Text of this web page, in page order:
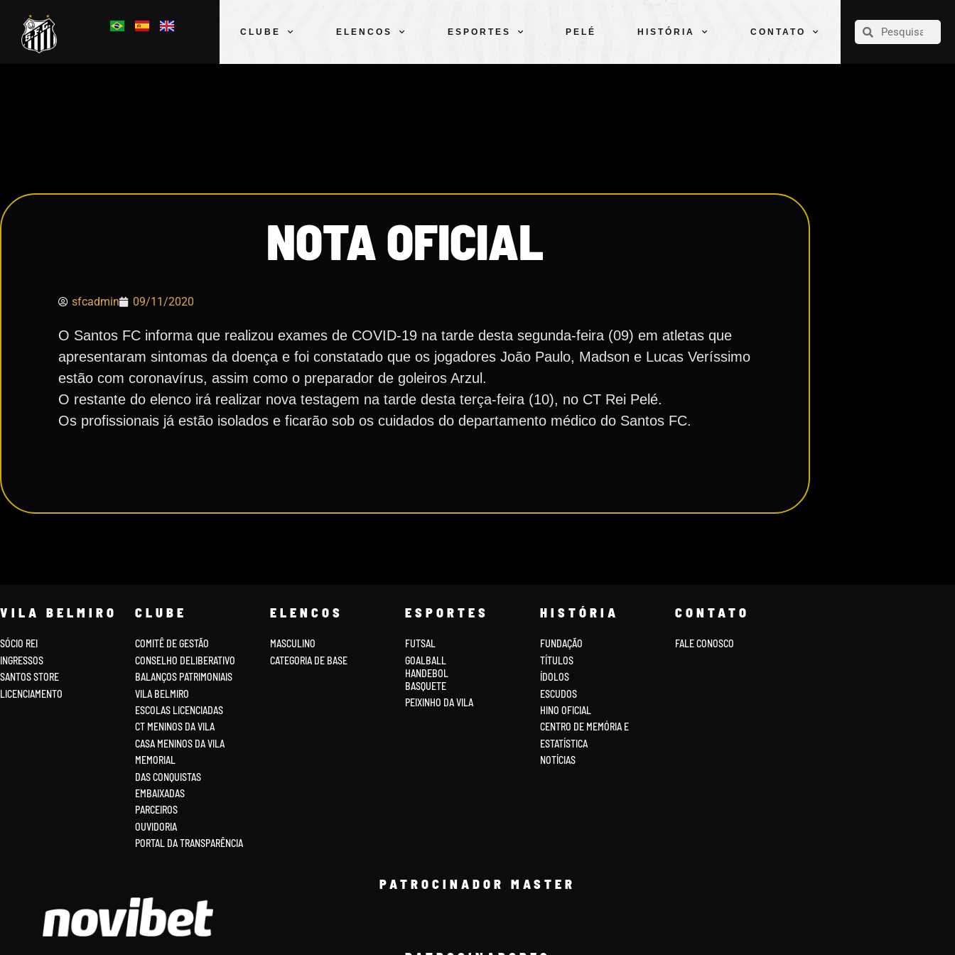
CLUBE ELENCOS ESPORTES PELÉ HISTÓRIA CONTATO
CLUBE
NOTA OFICIAL
sfcadmin 09/11/2020
O Santos FC informa que realizou exames de COVID-19 na tarde desta segunda-feira (09) em atletas que
apresentaram sintomas da doença e foi constatado que os jogadores João Paulo, Madson e Lucas Veríssimo
estão com coronavírus, assim como o preparador de goleiros Arzul.
O restante do elenco irá realizar nova testagem na tarde desta terça-feira (10), no CT Rei Pelé.
Os profissionais já estão isolados e ficarão sob os cuidados do departamento médico do Santos FC.
VILA BELMIRO
SÓCIO REI
INGRESSOS
SANTOS STORE
LICENCIAMENTO
CLUBE
COMITÊ DE GESTÃO
CONSELHO DELIBERATIVO
BALANÇOS PATRIMONIAIS
VILA BELMIRO
ESCOLAS LICENCIADAS
CT MENINOS DA VILA
CASA MENINOS DA VILA
MEMORIAL
DAS CONQUISTAS
EMBAIXADAS
PARCEIROS
OUVIDORIA
PORTAL DA TRANSPARÊNCIA
ELENCOS
MASCULINO
CATEGORIA DE BASE
ESPORTES
FUTSAL
GOALBALL
HANDEBOL
BASQUETE
PEIXINHO DA VILA
HISTÓRIA
FUNDAÇÃO
TÍTULOS
ÍDOLOS
ESCUDOS
HINO OFICIAL
CENTRO DE MEMÓRIA E
ESTATÍSTICA
NOTÍCIAS
CONTATO
FALE CONOSCO
PATROCINADOR MASTER